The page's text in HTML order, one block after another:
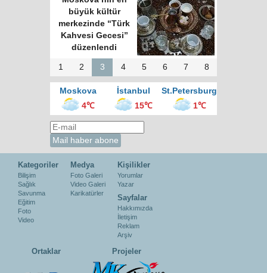
Rus gazete:
Kokoreç İstanbul
sokak mutfağının
kralı
1 2 3 4 5 6 7 8
Moskova İstanbul
St.Petersburg
4℃
15℃ 1℃
Kategoriler
Bilişim
Sağlık
Savunma
Eğitim
Foto
Video
Medya
Foto Galeri
Video Galeri
Karikatürler
Kişilikler
Yorumlar
Yazar
Sayfalar
Hakkımızda
İletişim
Reklam
Arşiv
Ortaklar Projeler